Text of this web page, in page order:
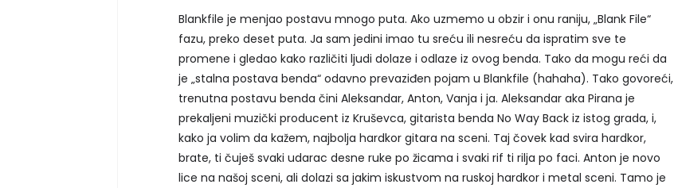
Blankfile je menjao postavu mnogo puta. Ako uzmemo u obzir i onu raniju, „Blank File“
fazu, preko deset puta. Ja sam jedini imao tu sreću ili nesreću da ispratim sve te
promene i gledao kako različiti ljudi dolaze i odlaze iz ovog benda. Tako da mogu reći da
je „stalna postava benda“ odavno prevaziđen pojam u Blankfile (hahaha). Tako govoreći,
trenutna postavu benda čini Aleksandar, Anton, Vanja i ja. Aleksandar aka Pirana je
prekaljeni muzički producent iz Kruševca, gitarista benda No Way Back iz istog grada, i,
kako ja volim da kažem, najbolja hardkor gitara na sceni. Taj čovek kad svira hardkor,
brate, ti čuješ svaki udarac desne ruke po žicama i svaki rif ti rilja po faci. Anton je novo
lice na našoj sceni, ali dolazi sa jakim iskustvom na ruskoj hardkor i metal sceni. Tamo je